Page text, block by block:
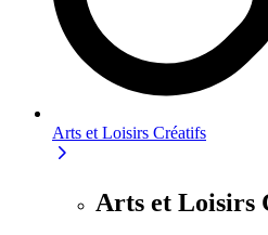
Arts et Loisirs Créatifs
Arts et Loisirs